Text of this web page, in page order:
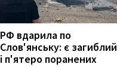
РФ вдарила по
Слов'янську: є загиблий
і п'ятеро поранених